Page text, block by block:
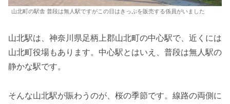
山北町の駅舎 普段は無人駅ですがこの日はきっぷを販売する係員がいました
山北駅は、神奈川県足柄上郡山北町の中心駅で、近くには
山北町役場もあります。中心駅とはいえ、普段は無人駅の
静かな駅です。
そんな山北駅が賑わうのが、桜の季節です。線路の両側に